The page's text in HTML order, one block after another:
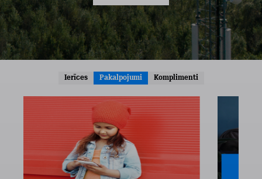
Ierīces Pakalpojumi Komplimenti